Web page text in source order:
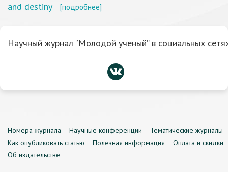
and destiny
[подробнее]
Научный журнал “Молодой ученый” в социальных
Номера журнала Научные конференции
Тематические журналы
Как опубликовать статью
Полезная информация
Оплата и скидки
Об издательстве